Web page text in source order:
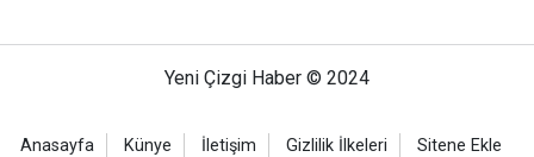
Yeni Çizgi Haber © 2024
Anasayfa Künye İletişim Gizlilik İlkeleri Sitene Ekle